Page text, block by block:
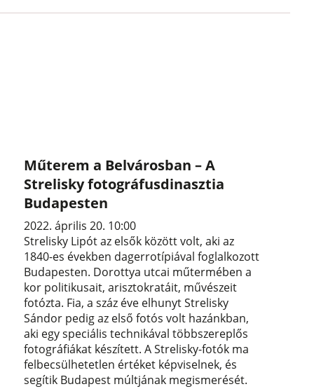
Műterem a Belvárosban – A
Strelisky fotográfusdinasztia
Budapesten
2022. április 20. 10:00
Strelisky Lipót az elsők között volt, aki az
1840-es években dagerrotípiával foglalkozott
Budapesten. Dorottya utcai műtermében a
kor politikusait, arisztokratáit, művészeit
fotózta. Fia, a száz éve elhunyt Strelisky
Sándor pedig az első fotós volt hazánkban,
aki egy speciális technikával többszereplős
fotográfiákat készített. A Strelisky-fotók ma
felbecsülhetetlen értéket képviselnek, és
segítik Budapest múltjának megismerését.